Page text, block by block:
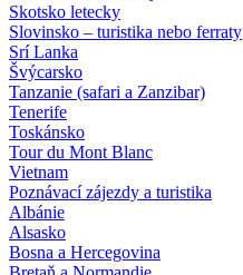
Skotsko letecky
Slovinsko – turistika nebo ferraty
Srí Lanka
Švýcarsko
Tanzanie (safari a Zanzibar)
Tenerife
Toskánsko
Tour du Mont Blanc
Vietnam
Poznávací zájezdy a turistika
Albánie
Alsasko
Bosna a Hercegovina